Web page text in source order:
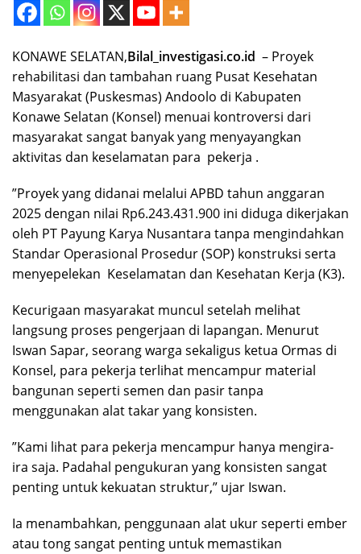
‎​KONAWE SELATAN,Bilal_investigasi.co.id – Proyek
rehabilitasi dan tambahan ruang Pusat Kesehatan
Masyarakat (Puskesmas) Andoolo di Kabupaten
Konawe Selatan (Konsel) menuai kontroversi dari
masyarakat sangat banyak yang menyayangkan
aktivitas dan keselamatan para pekerja .
‎”Proyek yang didanai melalui APBD tahun anggaran
2025 dengan nilai Rp6.243.431.900 ini diduga dikerjakan
oleh PT Payung Karya Nusantara tanpa mengindahkan
Standar Operasional Prosedur (SOP) konstruksi serta
menyepelekan Keselamatan dan Kesehatan Kerja (K3).
‎​Kecurigaan masyarakat muncul setelah melihat
langsung proses pengerjaan di lapangan. Menurut
Iswan Sapar, seorang warga sekaligus ketua Ormas di
Konsel, para pekerja terlihat mencampur material
bangunan seperti semen dan pasir tanpa
menggunakan alat takar yang konsisten.
‎​”Kami lihat para pekerja mencampur hanya mengira-
ira saja. Padahal pengukuran yang konsisten sangat
penting untuk kekuatan struktur,” ujar Iswan.
Ia menambahkan, penggunaan alat ukur seperti ember
atau tong sangat penting untuk memastikan